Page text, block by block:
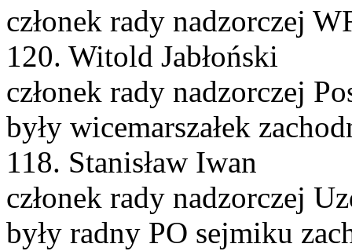
członek rady nadzorczej
120. Witold Jabłoński
członek rady nadzorczej
były wicemarszałek
118. Stanisław Iwan
członek rady nadzorczej
były radny PO sejmiku